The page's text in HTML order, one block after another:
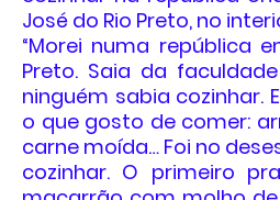
José do Rio Preto, no
“Morei numa república
Preto. Saia da
ninguém sabia cozinhar.
o que gosto de comer:
carne moída… Foi no
cozinhar. O primeiro